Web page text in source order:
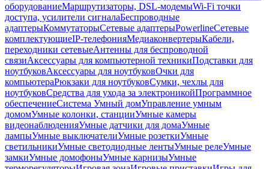
оборудованиеМаршрутизаторы, DSL-модемыWi-Fi точки
доступа, усилители сигналаБеспроводные
адаптерыКоммутаторыСетевые адаптерыPowerlineСетевые
комплектующиеIP-телефонияМедиаконвертерыКабели,
переходники сетевыеАнтенны для беспроводной
связиАксессуары для компьютерной техникиПодставки для
ноутбуковАксессуары для ноутбуковОчки для
компьютераРюкзаки для ноутбуковСумки, чехлы для
ноутбуковСредства для ухода за электроникойПрограммное
обеспечениеСистема Умный домУправление умным
домомУмные колонки, станцииУмные камеры
видеонаблюденияУмные датчики для домаУмные
лампыУмные выключателиУмные розеткиУмные
светильникиУмные светодиодные лентыУмные релеУмные
замкиУмные домофоныУмные карнизыУмные